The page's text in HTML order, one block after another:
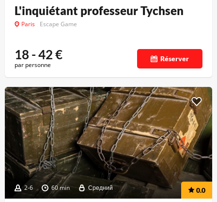
L'inquiétant professeur Tychsen
Paris Escape Game
18 - 42€
par personne
Réserver
2-6 60 min Средний 0.0